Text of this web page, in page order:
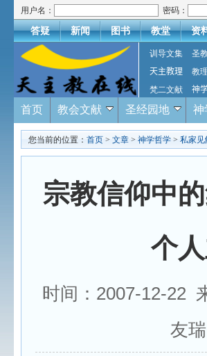
用户名： 密码：
答疑 新闻 图书 教堂 资
训导文集 圣
天主教理
教
梵二文献
神
首页 教会文献 圣经园地 神
您当前的位置： 首页 > 文章 > 神学哲学 > 私家见
宗教信仰中
个
时间：2007-12-22
友